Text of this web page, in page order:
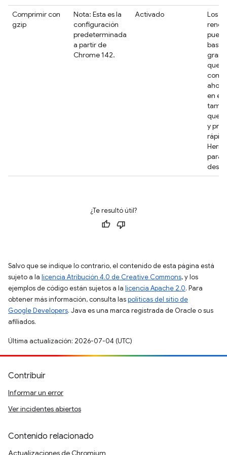
Comprimir con
gzip
Nota: Esta es la
configuración
predeterminada
a partir de
Chrome 142.
Activado
Los
que
en el
que
y
para
¿Te resultó útil?
Salvo que se indique lo contrario, el contenido de esta página está
sujeto a la licencia Atribución 4.0 de Creative Commons, y los
ejemplos de código están sujetos a la licencia Apache 2.0. Para
obtener más información, consulta laspolíticas del sitio de
Google Developers. Java es una marca registrada de Oracle o sus
afiliados.
Última actualización: 2026-07-04 (UTC)
Contribuir
Informar un error
Ver incidentes abiertos
Contenido relacionado
Actualizaciones de Chromium